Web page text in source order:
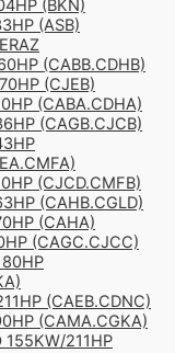
(BKN)
(ASB)
(CABB.CDHB)
(CJEB)
(CABA.CDHA)
(CAGB.CJCB)
(CJCD.CMFB)
(CAHB.CGLD)
(CAHA)
(CAGC.CJCC)
(CAEB.CDNC)
(CAMA.CGKA)
155KW/211HP